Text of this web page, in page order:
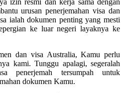
urusan penerjemahan visa dan
ialah dokumen penting yang mesti
ke luar negeri layaknya ke
dan visa Australia, Kamu perlu
kami. Tunggu apalagi, segeralah
penerjemah tersumpah untuk
dokumen Kamu.